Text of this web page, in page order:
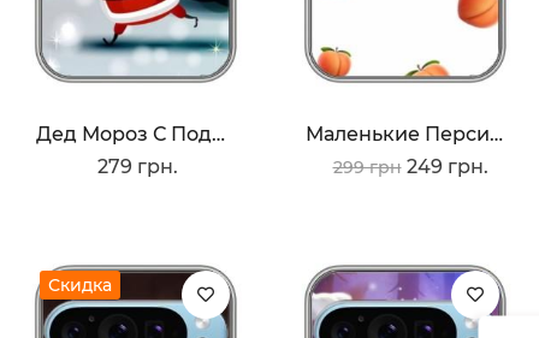
Дед Мороз С Подарком
279 грн.
Маленькие Персики
299 грн 249 грн.
Скидка